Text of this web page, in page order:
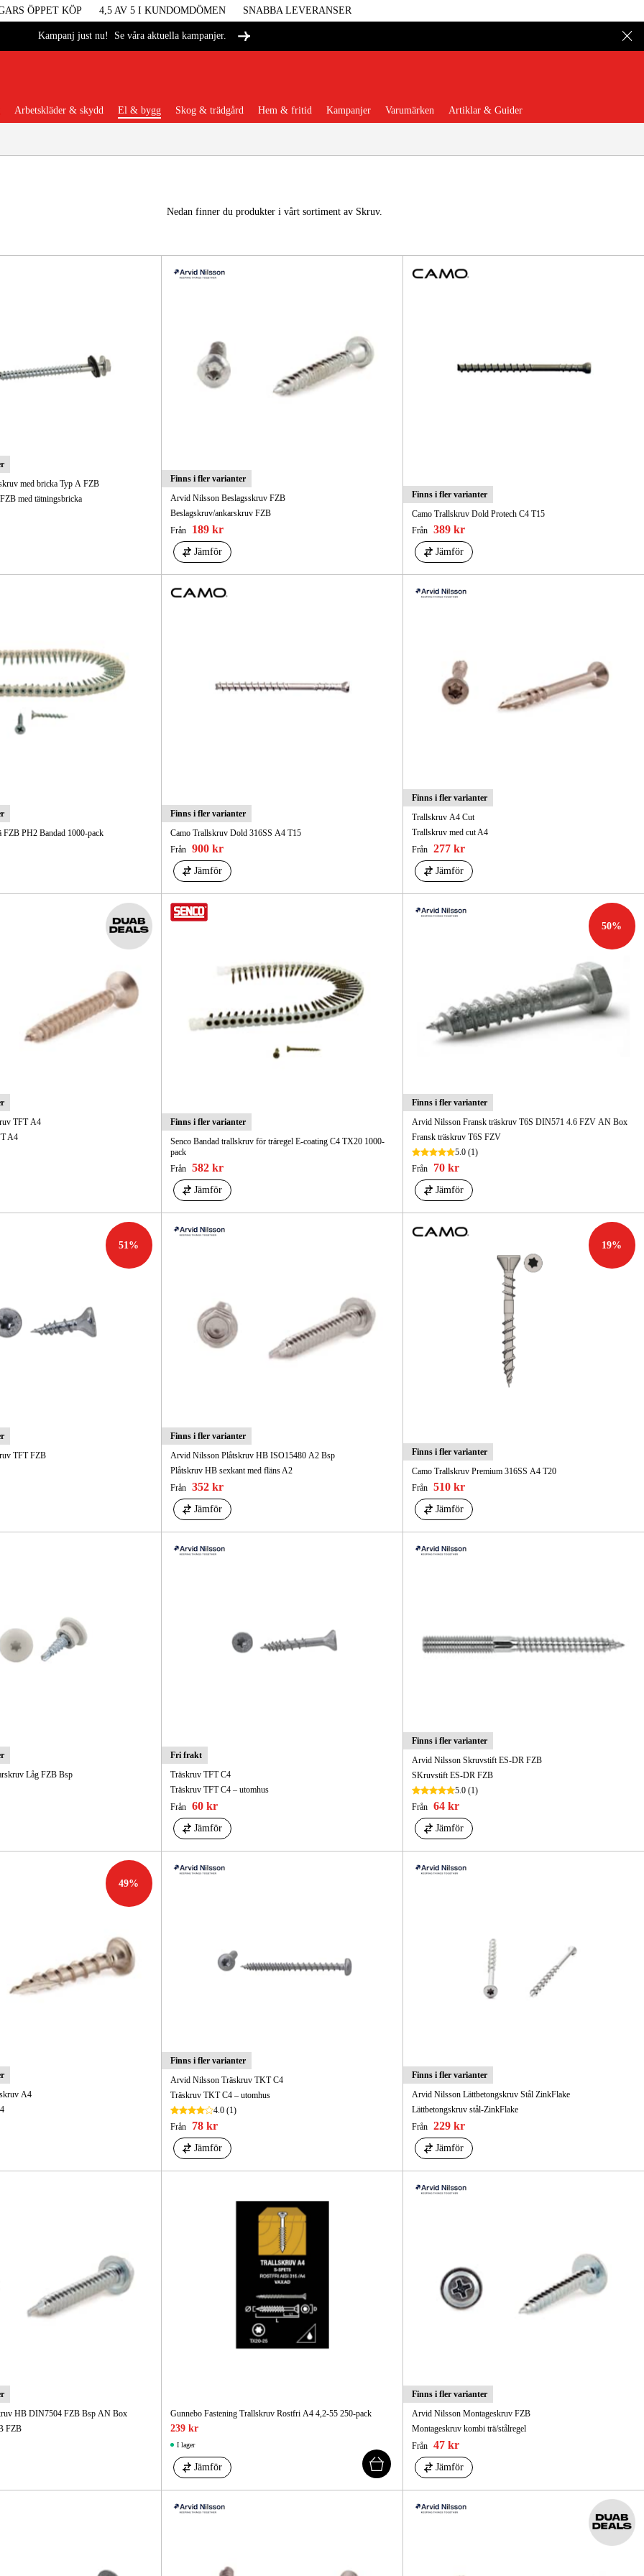
ÖPPET KÖP 4,5 AV 5 I KUNDOMDÖMEN SNABBA LEVERANSER
Kampanj just nu! Se våra aktuella kampanjer.
Maskintillbehör & Förbrukning
Skog & Trädgård Hem & Fritid Kampanjer
Arbetskläder & skydd El & bygg Skog & trädgård Hem & fritid Kampanjer Varumärken Artiklar & Guider
Nedan finner du produkter i vårt sortiment av Skruv.
med bricka Typ A FZB
med tätningsbricka
Finns i fler varianter
Arvid Nilsson Beslagsskruv FZB
Beslagskruv/ankarskruv FZB
Från
189 kr
Jämför
Finns i fler varianter
Camo Trallskruv Dold Protech C4 T15
Från 389 kr
Jämför
FZB PH2 Bandad 1000-pack
Finns i fler varianter
Camo Trallskruv Dold 316SS A4 T15
Från 900 kr
Jämför
Finns i fler varianter
Trallskruv A4 Cut
Trallskruv med cut A4
Från 277 kr
Jämför
TFT A4
A4
Finns i fler varianter
Senco Bandad trallskruv för träregel E-coating C4 TX20 1000-
pack
Från 582 kr
Jämför
50%
Finns i fler varianter
Arvid Nilsson Fransk träskruv T6S DIN571 4.6 FZV AN Box
Fransk träskruv T6S FZV
5.0(1)
Från
70 kr
Jämför
51 %
TFT FZB
Finns i fler varianter
Arvid Nilsson Plåtskruv HB ISO15480 A2 Bsp
Plåtskruv HB sexkant med fläns A2
Från 352 kr
Jämför
19%
Finns i fler varianter
Camo Trallskruv Premium 316SS A4 T20
Från 510 kr
Jämför
Låg FZB Bsp
Fri frakt
Träskruv TFT C4
Träskruv TFT C4 – utomhus
Från 60 kr
Jämför
Finns i fler varianter
Arvid Nilsson Skruvstift ES-DR FZB
SKruvstift ES-DR FZB
5.0(1)
Från 64 kr
Jämför
49%
A4
Finns i fler varianter
Arvid Nilsson Träskruv TKT C4
Träskruv TKT C4 – utomhus
4.0(1)
Från
78 kr
Jämför
Finns i fler varianter
Arvid Nilsson Lättbetongskruv Stål ZinkFlake
Lättbetongskruv stål-ZinkFlake
Från 229 kr
Jämför
HB DIN7504 FZB Bsp AN Box
FZB
Gunnebo Fastening Trallskruv Rostfri A4 4,2-55 250-pack
239 kr
I lager
Jämför
Finns i fler varianter
Arvid Nilsson Montageskruv FZB
Montageskruv kombi trä/stålregel
Från 47 kr
Jämför